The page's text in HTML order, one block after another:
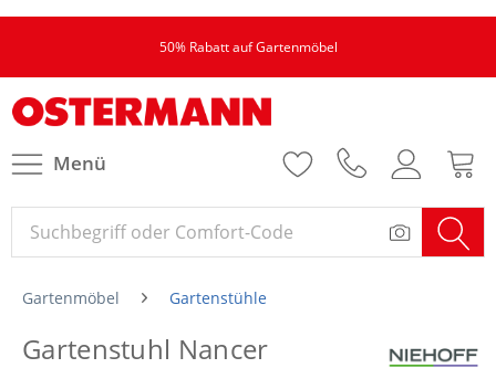
50% Rabatt auf Gartenmöbel
Menü
Gartenmöbel Gartenstühle
Gartenstuhl Nancer